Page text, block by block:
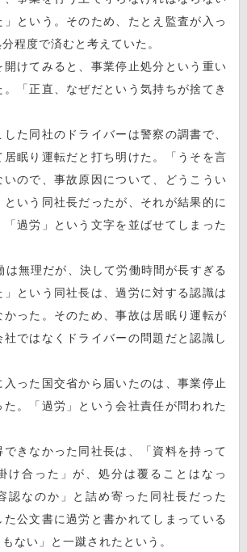
」という。そのため、たとえ監査が入っ
程度で済むと考えていた。
けてみると、事業停止処分という重い
「正直、なぜだという気持ちが捨てき
た同社のドライバーは警察の調書で、
眠り運転だと打ち明けた。「うそを言
いので、事故原因について、どうこうい
という同社長だったが、それが結果的に
過労」という文字を並ばせてしまった
無理だが、決して労働時間が長すぎる
」という同社長は、過労に対する認識は
った。そのため、事故は居眠り運転が
社ではなくドライバーの問題だと認識し
った国交省から届いたのは、事業停止
。「過労」という会社責任が問われた
きなかった同社長は、「資料を持って
け合った」が、処分は覆ることはなっ
認なのか」と詰め寄った同社長だった
公文書に過労と書かれてしまっている
ない」と一蹴されたという。